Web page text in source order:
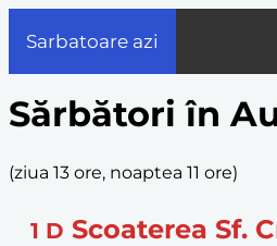
Sarbatoare azi
Sărbători în
(ziua 13 ore, noaptea 11 ore)
1 D Scoaterea Sf.